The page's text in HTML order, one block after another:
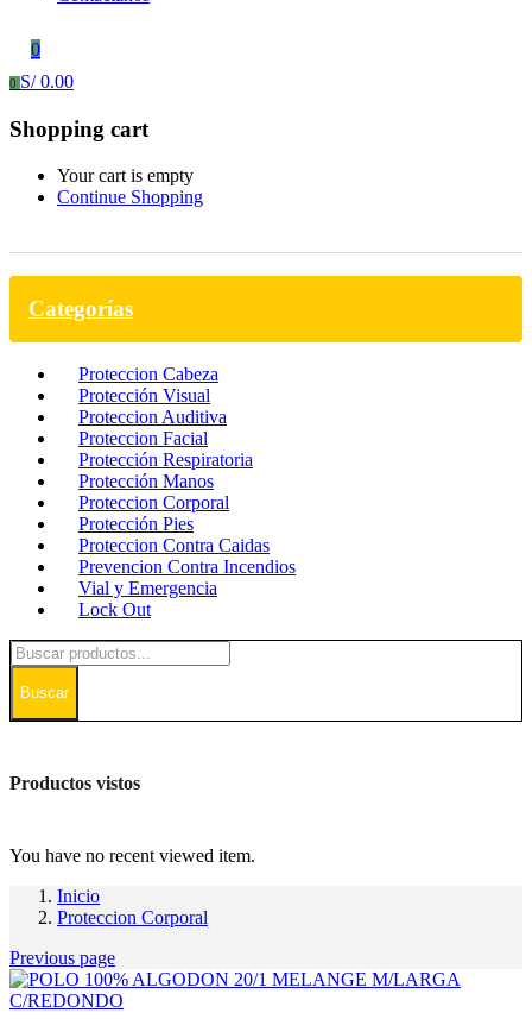
0
0 S/0.00
Shopping cart
Your cart is empty
Continue Shopping
Categorías
Proteccion Cabeza
Protección Visual
Proteccion Auditiva
Proteccion Facial
Protección Respiratoria
Protección Manos
Proteccion Corporal
Protección Pies
Proteccion Contra Caidas
Prevencion Contra Incendios
Vial y Emergencia
Lock Out
Buscar
Productos vistos
You have no recent viewed item.
Inicio
Proteccion Corporal
Previous page